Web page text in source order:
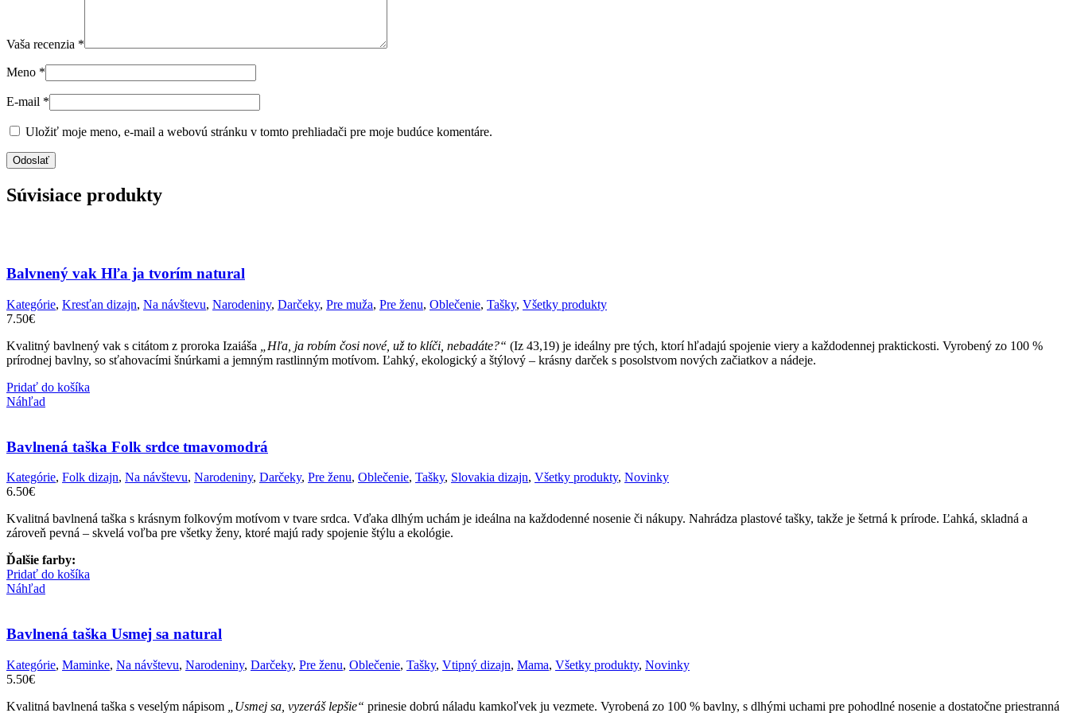
Vaša recenzia *
Meno *
E-mail *
Uložiť moje meno, e-mail a webovú stránku v tomto prehliadači pre moje budúce komentáre.
Súvisiace produkty
Balvnený vak Hľa ja tvorím natural
Kategórie, Kresťan dizajn, Na návštevu, Narodeniny, Darčeky, Pre muža, Pre ženu, Oblečenie, Tašky, Všetky produkty
7.50€
Kvalitný bavlnený vak s citátom z proroka Izaiáša
„Hľa, ja robím čosi nové, už to klíči, nebadáte?“ (Iz 43,19) je ideálny pre tých, ktorí hľadajú spojenie viery a každodennej praktickosti. Vyrobený zo 100 %
prírodnej bavlny, so sťahovacími šnúrkami a jemným rastlinným motívom. Ľahký, ekologický a štýlový – krásny darček s posolstvom nových začiatkov a nádeje.
Pridať do košíka
Náhľad
Bavlnená taška Folk srdce tmavomodrá
Kategórie, Folk dizajn, Na návštevu, Narodeniny, Darčeky, Pre ženu, Oblečenie, Tašky, Slovakia dizajn, Všetky produkty, Novinky
6.50€
Kvalitná bavlnená taška s krásnym folkovým motívom v tvare srdca. Vďaka dlhým uchám je ideálna na každodenné nosenie či nákupy. Nahrádza plastové tašky, takže je šetrná k prírode. Ľahká, skladná a
zároveň pevná – skvelá voľba pre všetky ženy, ktoré majú rady spojenie štýlu a ekológie.
Ďalšie farby:
Pridať do košíka
Náhľad
Bavlnená taška Usmej sa natural
Kategórie, Maminke, Na návštevu, Narodeniny, Darčeky, Pre ženu, Oblečenie, Tašky, Vtipný dizajn, Mama, Všetky produkty, Novinky
5.50€
Kvalitná bavlnená taška s veselým nápisom
„Usmej sa, vyzeráš lepšie“ prinesie dobrú náladu kamkoľvek ju vezmete. Vyrobená zo 100 % bavlny, s dlhými uchami pre pohodlné nosenie a dostatočne priestranná